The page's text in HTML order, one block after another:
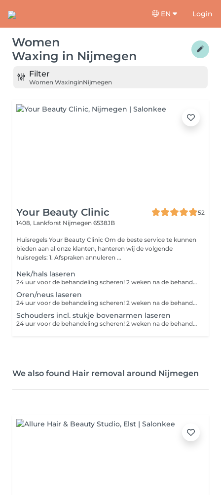
EN Login
Women
Waxing in Nijmegen
Filter
Women WaxinginNijmegen
Your Beauty Clinic
52
1408, Lankforst Nijmegen 6538JB
Huisregels Your Beauty Clinic Om de beste service te kunnen
bieden aan al onze klanten, hanteren wij de volgende
huisregels: 1. Afspraken annuleren ...
Nek/hals laseren
24 uur voor de behandeling scheren! 2 weken na de behandeling geen zon, zonnebank of bruiningscrème gebruiken
Oren/neus laseren
24 uur voor de behandeling scheren! 2 weken na de behandeling geen zon, zonnebank of bruiningscrème gebruiken
Schouders incl. stukje bovenarmen laseren
24 uur voor de behandeling scheren! 2 weken na de behandeling geen zon, zonnebank of bruiningscrème gebruiken
We also found Hair removal around Nijmegen